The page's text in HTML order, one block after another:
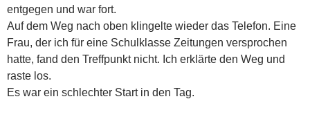
entgegen und war fort.
Auf dem Weg nach oben klingelte wieder das Telefon. Eine
Frau, der ich für eine Schulklasse Zeitungen versprochen
hatte, fand den Treffpunkt nicht. Ich erklärte den Weg und
raste los.
Es war ein schlechter Start in den Tag.